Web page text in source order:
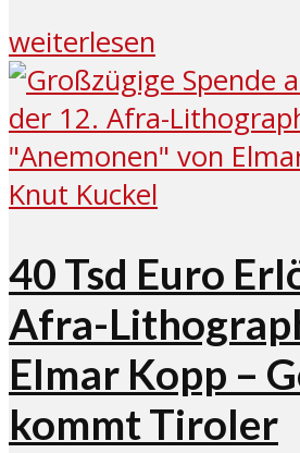
weiterlesen
40 Tsd Euro
Afra-
Elmar Kopp –
kommt Tiroler